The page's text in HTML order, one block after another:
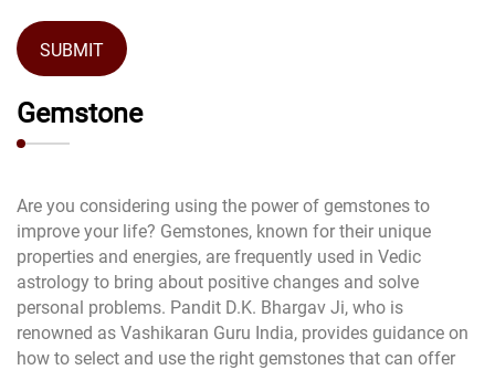
SUBMIT
Gemstone
Are you considering using the power of gemstones to
improve your life? Gemstones, known for their unique
properties and energies, are frequently used in Vedic
astrology to bring about positive changes and solve
personal problems. Pandit D.K. Bhargav Ji, who is
renowned as Vashikaran Guru India, provides guidance on
how to select and use the right gemstones that can offer